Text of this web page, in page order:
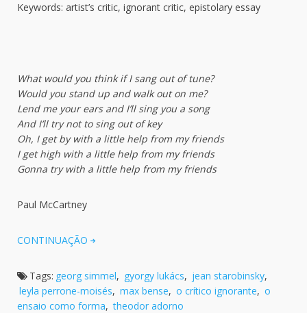
Keywords: artist’s critic, ignorant critic, epistolary essay
What would you think if I sang out of tune?
Would you stand up and walk out on me?
Lend me your ears and I’ll sing you a song
And I’ll try not to sing out of key
Oh, I get by with a little help from my friends
I get high with a little help from my friends
Gonna try with a little help from my friends
Paul McCartney
CONTINUAÇÃO
Tags: georg simmel, gyorgy lukács, jean starobinsky,
leyla perrone-moisés, max bense, o crítico ignorante, o
ensaio como forma, theodor adorno